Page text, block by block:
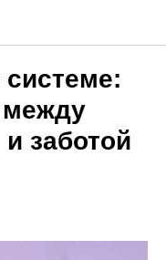
системе:
между
заботой